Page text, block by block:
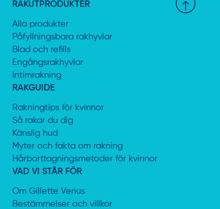
RAKUTPRODUKTER
Alla produkter
Påfyllningsbara rakhyvlar
Blad och refills
Engångsrakhyvlar
Intimrakning
RAKGUIDE
Rakningtips för kvinnor
Så rakar du dig
Känslig hud
Myter och fakta om rakning
Hårborttagningsmetoder för kvinnor
VAD VI STÅR FÖR
Om Gillette Venus
Bestämmelser och villkor